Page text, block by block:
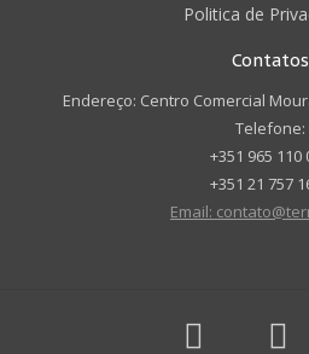
Politica de
Contatos
Endereço: Centro Comercial
Telefone:
+351 965 110
+351 21 757
Email: